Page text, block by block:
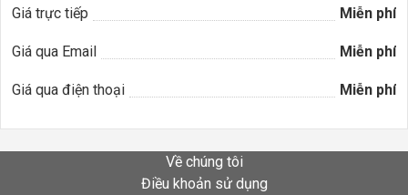
Giá trực tiếp Miễn phí
Giá qua Email Miễn phí
Giá qua điện thoại Miễn phí
Về chúng tôi
Điều khoản sử dụng